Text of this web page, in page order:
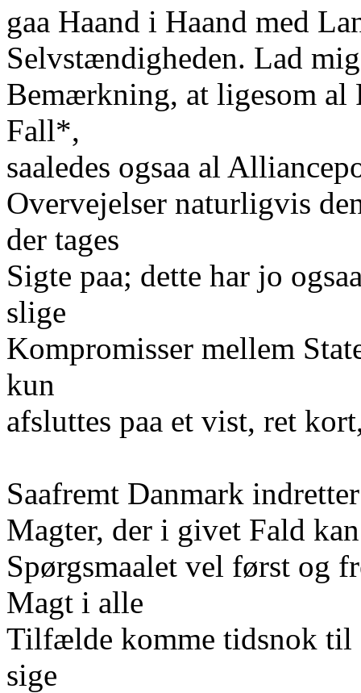
gaa Haand i Haand med
Selvstændigheden. Lad
Bemærkning, at ligesom al
Fall*,
saaledes ogsaa al
Overvejelser naturligvis
der tages
Sigte paa; dette har jo
slige
Kompromisser mellem
kun
afsluttes paa et vist, ret
Saafremt Danmark
Magter, der i givet Fald
Spørgsmaalet vel først og
Magt i alle
Tilfælde komme tidsnok til
sige